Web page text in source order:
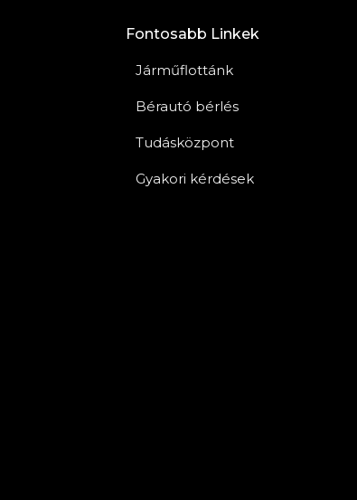
Fontosabb Linkek
Járműflottánk
Bérautó bérlés
Tudásközpont
Gyakori kérdések